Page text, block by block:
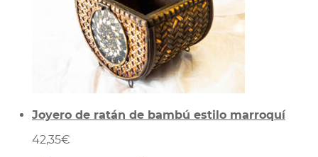
Joyero de ratán de bambú estilo marroquí
42,35€